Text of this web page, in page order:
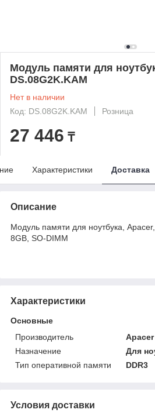
Модуль памяти для
DS.08G2K.KAM
Нет в наличии
Код: DS.08G2K.KAM
Розница
27 446 ₸
Характеристики Доставка
Описание
Модуль памяти для ноутбука,
8GB, SO-DIMM
Характеристики
Основные
Производитель
Apacer
Назначение
Для
Тип оперативной памяти
DDR3
Условия доставки